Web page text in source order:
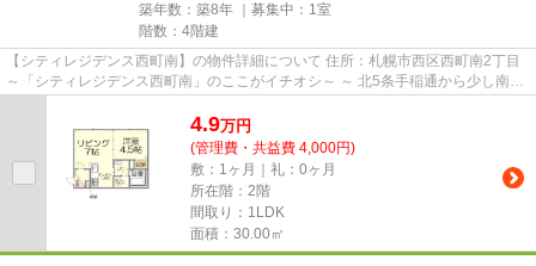
築年数：築8年 ｜募集中： 1室
階数：4階建
【シティレジデンス西町南】の物件詳細について 住所：札幌市西区西町南2丁目
～「シティレジデンス西町南」のここがイチオシ～ ～ 北5条手稲通から少し南に
4.9万円
(管理費・共益費 4,000円)
敷：1ヶ月｜礼：0ヶ月
所在階：2階
間取り：1LDK
面積：30.00㎡